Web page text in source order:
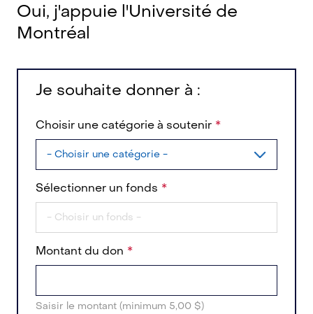
Oui, j'appuie l'Université de
Montréal
Je souhaite donner à :
Choisir une catégorie à soutenir
Sélectionner un fonds
Montant du don
Saisir le montant (minimum 5,00 $)